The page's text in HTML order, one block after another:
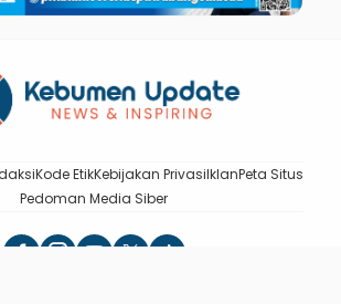
Kode EtikKebijakan PrivasiIklanPeta Situs
Pedoman Media Siber